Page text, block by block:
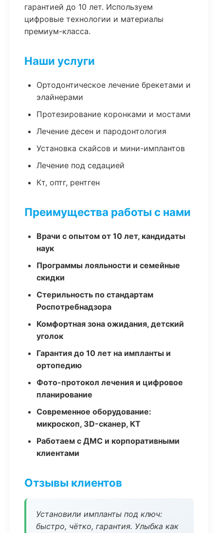
гарантией до 10 лет. Используем
цифровые технологии и материалы
премиум-класса.
Наши услуги
Ортодонтическое лечение брекетами и
элайнерами
Протезирование коронками и мостами
Лечение десен и пародонтология
Установка скайсов и мини-имплантов
Лечение под седацией
Кт, оптг, рентген
Преимущества работы с нами
Врачи с опытом от 10 лет, кандидаты
наук
Программы лояльности и семейные
скидки
Стерильность по стандартам
Роспотребнадзора
Комфортная зона ожидания, детский
уголок
Гарантия до 10 лет на импланты и
ортопедию
Фото-протокол лечения и цифровое
планирование
Современное оборудование:
микроскоп, 3D-сканер, КТ
Работаем с ДМС и корпоративными
клиентами
Отзывы клиентов
Установили импланты под ключ:
быстро, чётко, гарантия. Улыбка как